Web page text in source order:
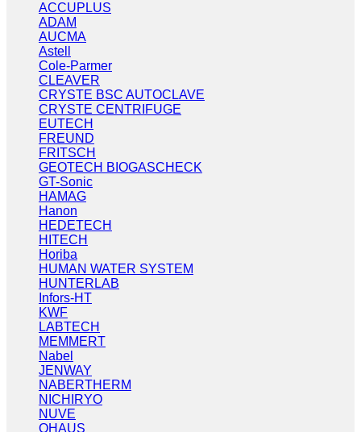
ACCUPLUS
ADAM
AUCMA
Astell
Cole-Parmer
CLEAVER
CRYSTE BSC AUTOCLAVE
CRYSTE CENTRIFUGE
EUTECH
FREUND
FRITSCH
GEOTECH BIOGASCHECK
GT-Sonic
HAMAG
Hanon
HEDETECH
HITECH
Horiba
HUMAN WATER SYSTEM
HUNTERLAB
Infors-HT
KWF
LABTECH
MEMMERT
Nabel
JENWAY
NABERTHERM
NICHIRYO
NUVE
OHAUS